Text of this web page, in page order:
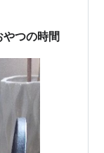
つの時間